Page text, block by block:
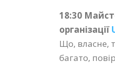
18:30
організації
Що, власне,
багато,